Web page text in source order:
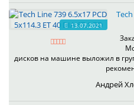
13.07.2021
дисков на машине выложил в
Андрей